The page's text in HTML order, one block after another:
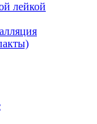
лейкой